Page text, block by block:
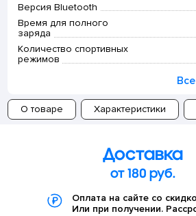
Версия Bluetooth
Время для полного
заряда
Количество спортивных
режимов
О товаре Характеристики
Доставка
от 180 руб.
Оплата на сайте со
Или при получении.